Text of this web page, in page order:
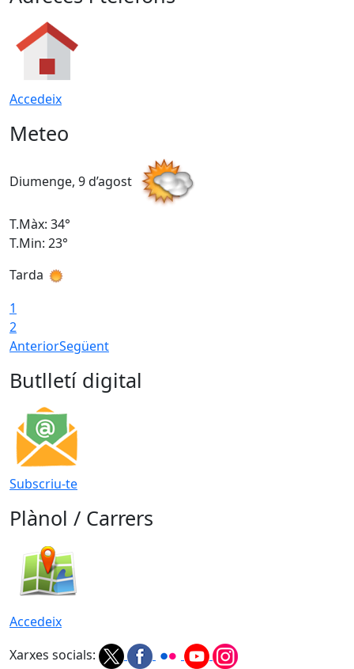
Accedeix
Meteo
Diumenge, 9 d’agost
T.Màx: 34°
T.Min: 23°
Tarda
1
2
AnteriorSegüent
Butlletí digital
Subscriu-te
Plànol / Carrers
Accedeix
Xarxes socials: